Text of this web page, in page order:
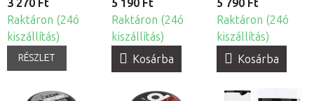
3 270 Ft
Raktáron (24ó
kiszállítás)
RÉSZLET
5 190 Ft
Raktáron (24ó
kiszállítás)
Kosárba
5 790 Ft
Raktáron (24ó
kiszállítás)
Kosárba